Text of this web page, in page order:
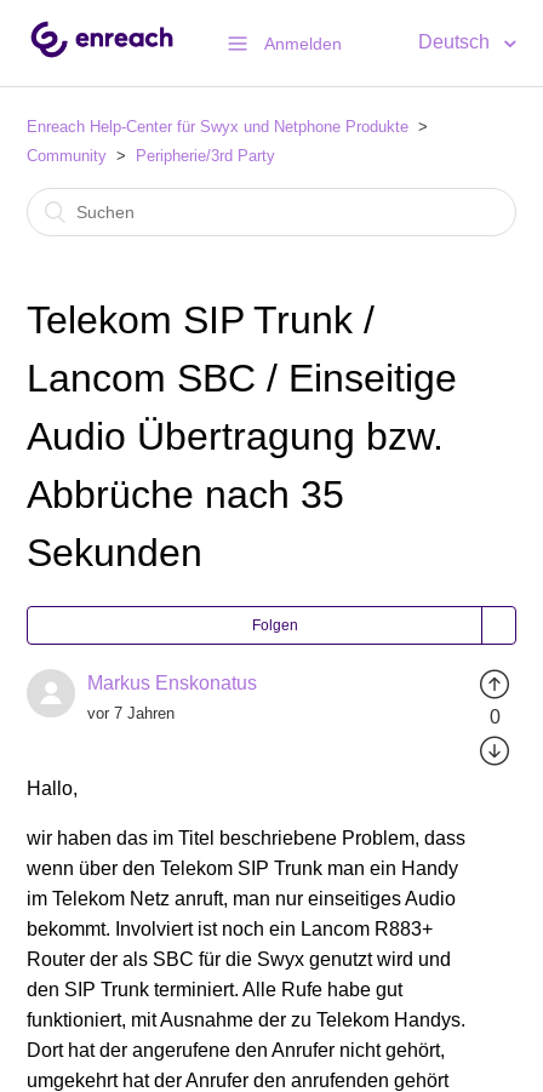
Anmelden Deutsch
Enreach Help-Center für Swyx und Netphone Produkte
Community
Peripherie/3rd Party
Telekom SIP Trunk /
Lancom SBC / Einseitige
Audio Übertragung bzw.
Abbrüche nach 35
Sekunden
Folgen
Markus Enskonatus
vor 7 Jahren
Hallo,
wir haben das im Titel beschriebene Problem, dass
wenn über den Telekom SIP Trunk man ein Handy
im Telekom Netz anruft, man nur einseitiges Audio
bekommt. Involviert ist noch ein Lancom R883+
Router der als SBC für die Swyx genutzt wird und
den SIP Trunk terminiert. Alle Rufe habe gut
funktioniert, mit Ausnahme der zu Telekom Handys.
Dort hat der angerufene den Anrufer nicht gehört,
umgekehrt hat der Anrufer den anrufenden gehört
0